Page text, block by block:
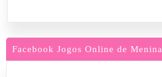
Facebook Jogos Online de Menina